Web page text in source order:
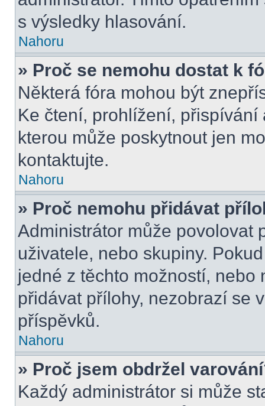
s výsledky hlasování.
Nahoru
» Proč se nemohu dostat k
Některá fóra mohou být
Ke čtení, prohlížení,
kterou může poskytnout jen
kontaktujte.
Nahoru
» Proč nemohu přidávat
Administrátor může povolovat
uživatele, nebo skupiny.
jedné z těchto možností,
přidávat přílohy, nezobrazí se
příspěvků.
Nahoru
» Proč jsem obdržel
Každý administrátor si může